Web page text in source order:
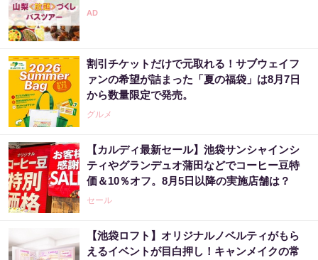
割引チケットだけで元取れる！サブウェイフ
ァンの希望が詰まった「夏の福袋」は8月7日
から数量限定で発売。
グルメ
【カルディ最新セール】池袋サンシャインシ
ティやグランデュオ蒲田などでコーヒー豆特
価＆10％オフ。8月5日以降の実施店舗は？
セール
【池袋ロフト】オリジナルノベルティがもら
えるイベントが目白押し！キャンメイクの常